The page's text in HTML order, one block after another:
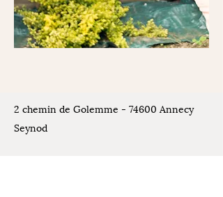
2 chemin de Golemme - 74600 Annecy
Seynod